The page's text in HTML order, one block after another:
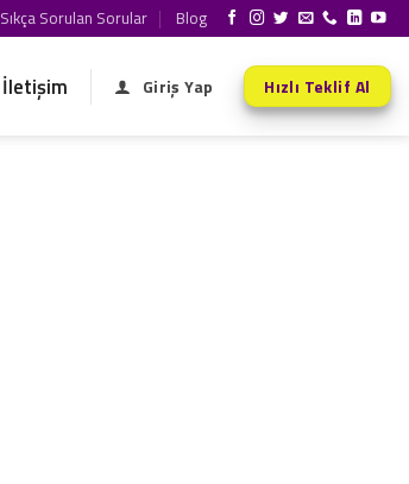
Sıkça Sorulan Sorular Blog
İletişim Giriş Yap Hızlı Teklif Al